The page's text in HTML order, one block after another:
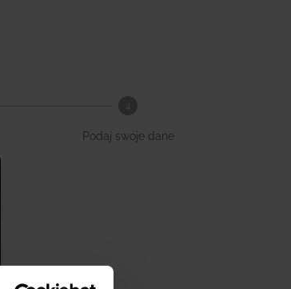
Podaj swoje dane